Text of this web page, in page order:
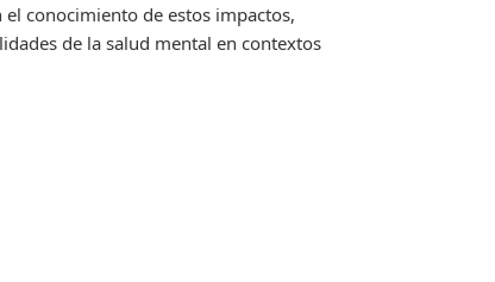
conocimiento de estos impactos,
de la salud mental en contextos